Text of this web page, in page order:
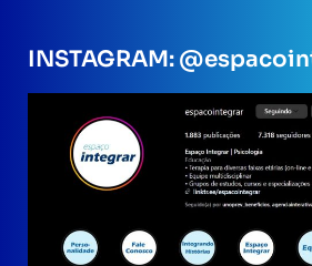
INSTAGRAM: